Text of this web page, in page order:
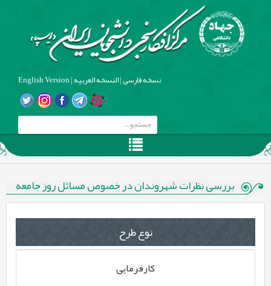
نسخه فارسی|النسخه العربیه|
English Version
بررسی نظرات شهروندان در خصوص مسائل روز جامعه
نوع طرح
کارفرمایی